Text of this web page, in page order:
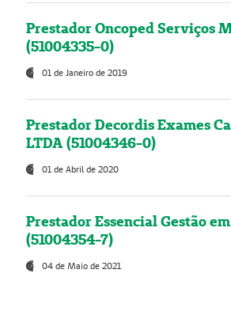
Prestador Oncoped Serviços
(51004335-0)
01 de Janeiro de 2019
Prestador Decordis Exames
LTDA (51004346-0)
01 de Abril de 2020
Prestador Essencial Gestão
(51004354-7)
04 de Maio de 2021